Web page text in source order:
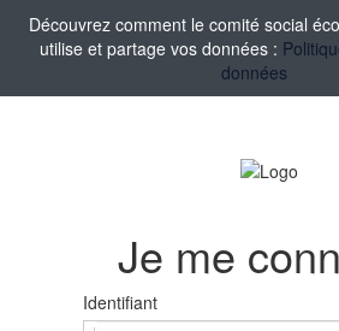
Découvrez comment le comité social
utilise et partage vos données :
données
Je me
Identifiant